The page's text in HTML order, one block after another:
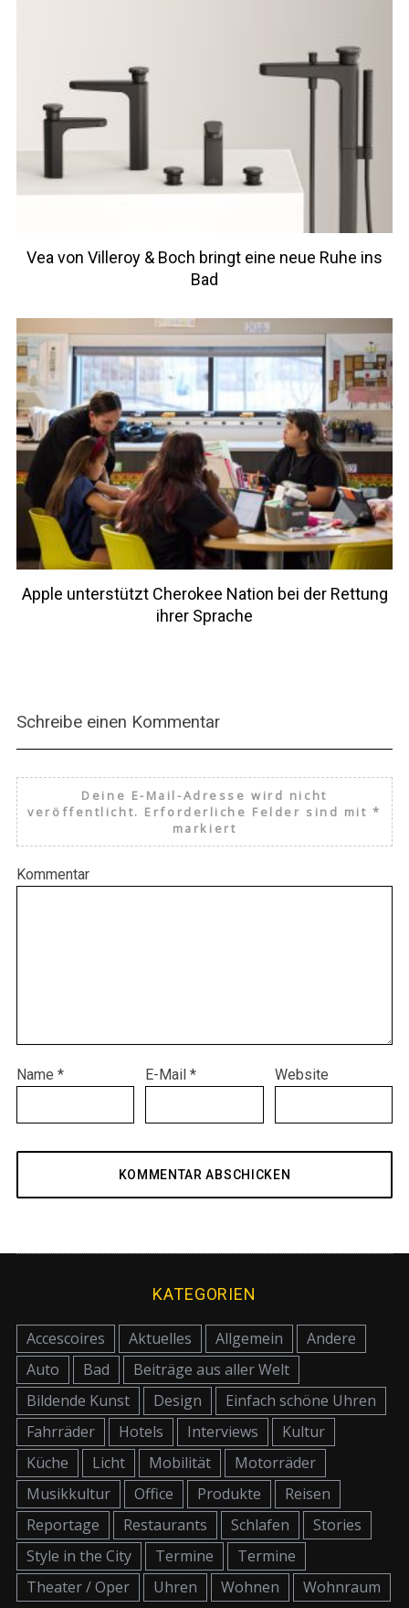
Vea von Villeroy & Boch bringt eine neue Ruhe ins
Bad
Apple unterstützt Cherokee Nation bei der Rettung
ihrer Sprache
Schreibe einen Kommentar
Deine E-Mail-Adresse wird nicht
veröffentlicht. Erforderliche Felder sind mit*
markiert
Kommentar
Name * E-Mail* Website
KATEGORIEN
Accescoires Aktuelles Allgemein
Andere
Auto
Bad
Beiträge aus aller Welt
Bildende Kunst
Design
Einfach schöne Uhren
Fahrräder
Hotels Interviews
Kultur
Küche
Licht Mobilität
Motorräder
Musikkultur
Office Produkte
Reisen
Reportage
Restaurants Schlafen
Stories
Style in the City
Termine
Termine
Theater / Oper
Uhren Wohnen Wohnraum